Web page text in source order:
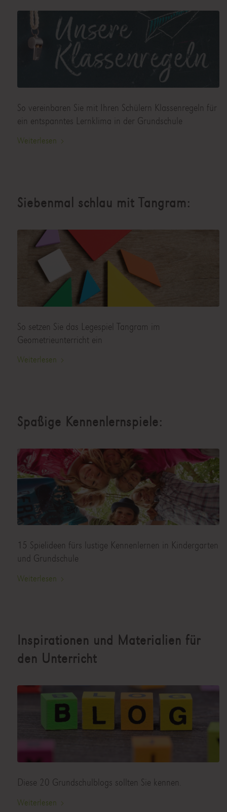
So vereinbaren Sie mit Ihren Schülern Klassenregeln für
ein entspanntes Lernklima in der Grundschule
Weiterlesen
Siebenmal schlau mit Tangram:
So setzen Sie das Legespiel Tangram im
Geometrieunterricht ein
Weiterlesen
Spaßige Kennenlernspiele:
15 Spielideen fürs lustige Kennenlernen in Kindergarten
und Grundschule
Weiterlesen
Inspirationen und Materialien für
den Unterricht
Diese 20 Grundschulblogs sollten Sie kennen.
Weiterlesen